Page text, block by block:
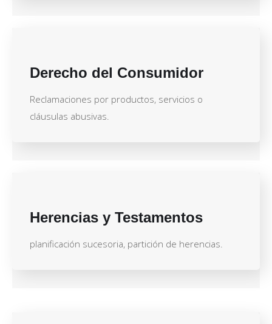
Derecho del Consumidor
Reclamaciones por productos, servicios o
cláusulas abusivas.
Herencias y Testamentos
planificación sucesoria, partición de herencias.